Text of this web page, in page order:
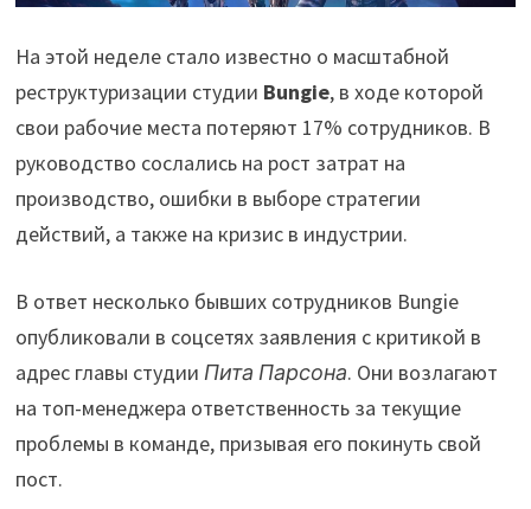
На этой неделе стало известно о масштабной
реструктуризации студии Bungie, в ходе которой
свои рабочие места потеряют 17% сотрудников. В
руководство сослались на рост затрат на
производство, ошибки в выборе стратегии
действий, а также на кризис в индустрии.
В ответ несколько бывших сотрудников Bungie
опубликовали в соцсетях заявления с критикой в
адрес главы студии Пита Парсона. Они возлагают
на топ-менеджера ответственность за текущие
проблемы в команде, призывая его покинуть свой
пост.